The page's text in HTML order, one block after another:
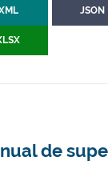
JSON
de